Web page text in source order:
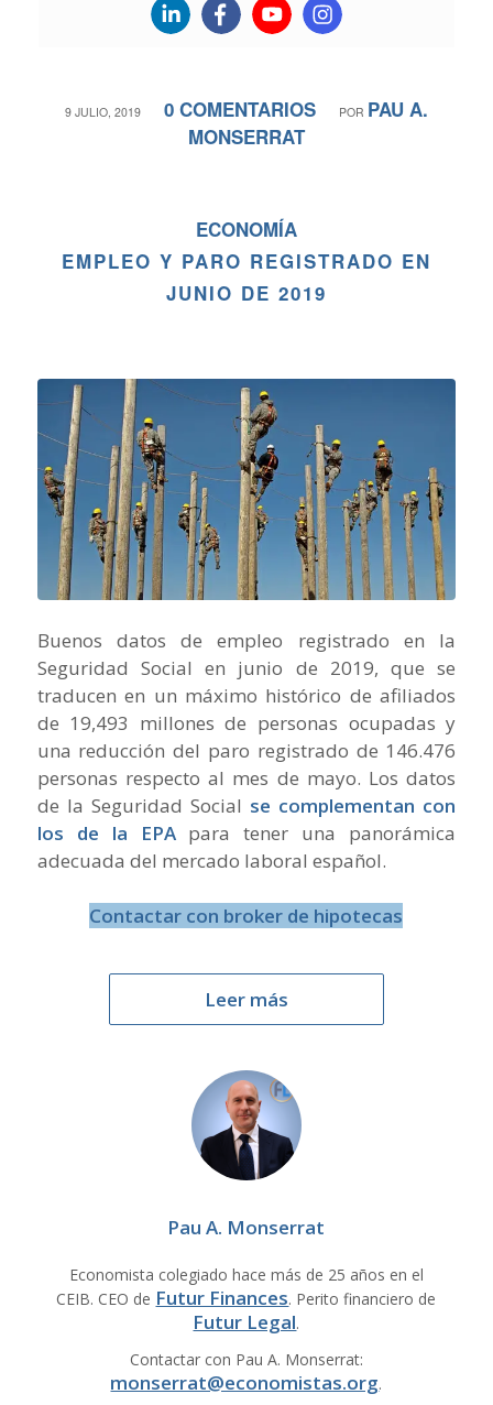
9 JULIO, 2019
/ 0 COMENTARIOS
/ POR PAU A.
MONSERRAT
ECONOMÍA
EMPLEO Y PARO REGISTRADO EN
JUNIO DE 2019
Buenos datos de empleo registrado en la
Seguridad Social en junio de 2019, que se
traducen en un máximo histórico de afiliados
de 19,493 millones de personas ocupadas y
una reducción del paro registrado de 146.476
personas respecto al mes de mayo. Los datos
de la Seguridad Social se complementan con
los de la EPApara tener una panorámica
adecuada del mercado laboral español.
Contactar con broker de hipotecas
Leer más
Pau A. Monserrat
Economista colegiado hace más de 25 años en el
CEIB. CEO de Futur Finances. Perito financiero de
Futur Legal.
Contactar con Pau A. Monserrat:
monserrat@economistas.org.